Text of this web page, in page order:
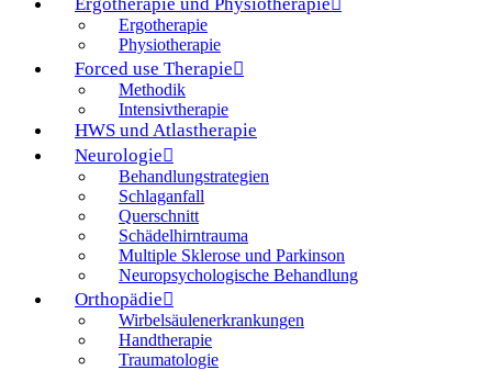
Ergotherapie
Physiotherapie
Forced use Therapie
Methodik
Intensivtherapie
HWS und Atlastherapie
Neurologie
Behandlungstrategien
Schlaganfall
Querschnitt
Schädelhirntrauma
Multiple Sklerose und Parkinson
Neuropsychologische Behandlung
Orthopädie
Wirbelsäulenerkrankungen
Handtherapie
Traumatologie